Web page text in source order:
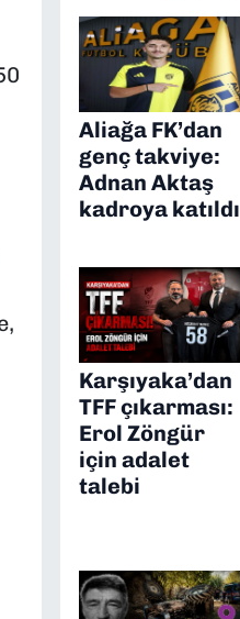
Aliağa FK’dan
genç takviye:
Adnan Aktaş
kadroya katıldı
Karşıyaka’dan
TFF çıkarması:
Erol Zöngür
için adalet
talebi